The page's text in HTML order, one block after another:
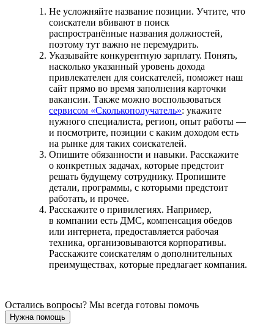
Не усложняйте название позиции. Учтите, что
соискатели вбивают в поиск
распространённые названия должностей,
поэтому тут важно не перемудрить.
Указывайте конкурентную зарплату. Понять,
насколько указанный уровень дохода
привлекателен для соискателей, поможет наш
сайт прямо во время заполнения карточки
вакансии. Также можно воспользоваться
сервисом «Сколькополучатель»: укажите
нужного специалиста, регион, опыт работы —
и посмотрите, позиции с каким доходом есть
на рынке для таких соискателей.
Опишите обязанности и навыки. Расскажите
о конкретных задачах, которые предстоит
решать будущему сотруднику. Пропишите
детали, программы, с которыми предстоит
работать, и прочее.
Расскажите о привилегиях. Например,
в компании есть ДМС, компенсация обедов
или интернета, предоставляется рабочая
техника, организовываются корпоративы.
Расскажите соискателям о дополнительных
преимуществах, которые предлагает компания.
Остались вопросы? Мы всегда готовы помочь
Нужна помощь